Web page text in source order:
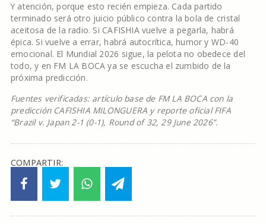
Y atención, porque esto recién empieza. Cada partido
terminado será otro juicio público contra la bola de cristal
aceitosa de la radio. Si CAFISHIA vuelve a pegarla, habrá
épica. Si vuelve a errar, habrá autocrítica, humor y WD-40
emocional. El Mundial 2026 sigue, la pelota no obedece del
todo, y en FM LA BOCA ya se escucha el zumbido de la
próxima predicción.
Fuentes verificadas: artículo base de FM LA BOCA con la
predicción CAFISHIA MILONGUERA y reporte oficial FIFA
“Brazil v. Japan 2-1 (0-1), Round of 32, 29 June 2026”.
COMPARTIR: